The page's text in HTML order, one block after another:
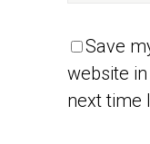
Save
website
next time